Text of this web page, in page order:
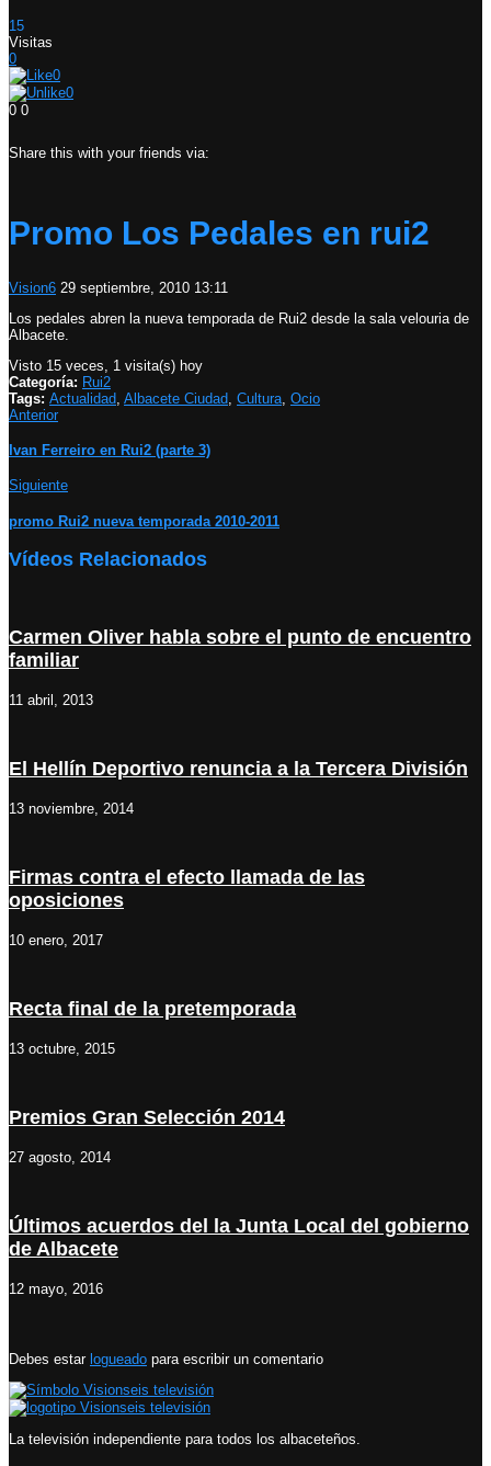
15
Visitas
0
0
0
0 0
Share this with your friends via:
Promo Los Pedales en rui2
Vision6 29 septiembre, 2010 13:11
Los pedales abren la nueva temporada de Rui2 desde la sala velouria de
Albacete.
Visto 15 veces, 1 visita(s) hoy
Categoría: Rui2
Tags: Actualidad Albacete Ciudad Cultura Ocio
Anterior
Ivan Ferreiro en Rui2 (parte 3)
Siguiente
promo Rui2 nueva temporada 2010-2011
Vídeos Relacionados
Carmen Oliver habla sobre el punto de encuentro
familiar
11 abril, 2013
El Hellín Deportivo renuncia a la Tercera División
13 noviembre, 2014
Firmas contra el efecto llamada de las
oposiciones
10 enero, 2017
Recta final de la pretemporada
13 octubre, 2015
Premios Gran Selección 2014
27 agosto, 2014
Últimos acuerdos del la Junta Local del gobierno
de Albacete
12 mayo, 2016
Debes estar logueado para escribir un comentario
La televisión independiente para todos los albaceteños.